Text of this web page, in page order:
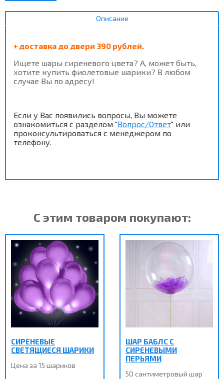
Описание
+ доставка до двери 390 рублей.
Ищете шары сиреневого цвета? А, может быть,
хотите купить фиолетовые шарики? В любом
случае Вы по адресу!
Если у Вас появились вопросы, Вы можете
ознакомиться с разделом "Вопрос/Ответ" или
проконсультироваться с менеджером по
телефону.
С этим товаром покупают:
СИРЕНЕВЫЕ
СВЕТЯЩИЕСЯ ШАРИКИ
Цена за 15 шариков
ШАР БАБЛС С
СИРЕНЕВЫМИ
ПЕРЬЯМИ
50 сантиметровый шар